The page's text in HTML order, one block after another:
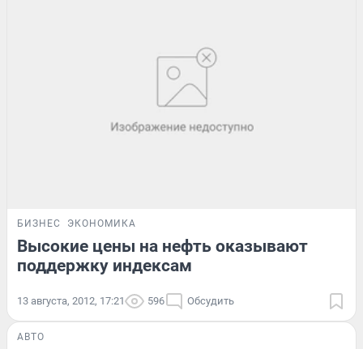
БИЗНЕС ЭКОНОМИКА
Высокие цены на нефть оказывают
поддержку индексам
13 августа, 2012, 17:21 596 Обсудить
АВТО